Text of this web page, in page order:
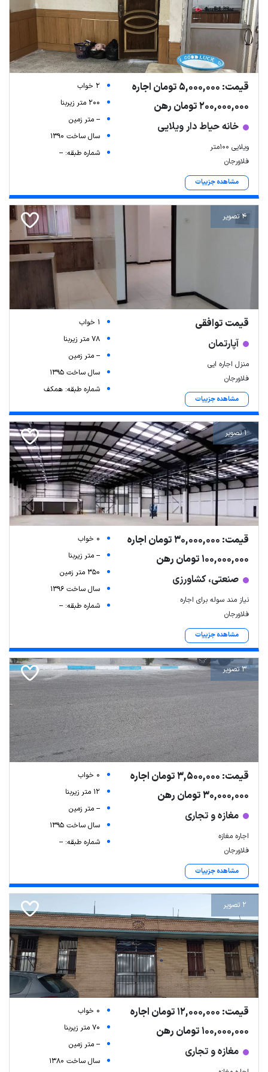
قیمت: 5,000,000 تومان اجاره
200,000,000 تومان رهن
خانه حیاط دار ویلایی
ویلایی ۱۰۰متر
فلاورجان
مشاهده جزییات
2 خواب
200 متر زیربنا
-- متر زمین
سال ساخت 1390
شماره طبقه: --
4 تصویر
قیمت توافقی
آپارتمان
منزل اجاره ایی
فلاورجان
مشاهده جزییات
1 خواب
78 متر زیربنا
-- متر زمین
سال ساخت 1395
شماره طبقه: همکف
1 تصویر
قیمت: 30,000,000 تومان اجاره
100,000,000 تومان رهن
صنعتی، کشاورزی
نیاز مند سوله برای اجاره
فلاورجان
مشاهده جزییات
0 خواب
-- متر زیربنا
350 متر زمین
سال ساخت 1396
شماره طبقه: --
3 تصویر
قیمت: 3,500,000 تومان اجاره
30,000,000 تومان رهن
مغازه و تجاری
اجاره مغازه
فلاورجان
مشاهده جزییات
0 خواب
12 متر زیربنا
-- متر زمین
سال ساخت 1395
شماره طبقه: --
2 تصویر
قیمت: 12,000,000 تومان اجاره
100,000,000 تومان رهن
مغازه و تجاری
0 خواب
70 متر زیربنا
-- متر زمین
سال ساخت 1380